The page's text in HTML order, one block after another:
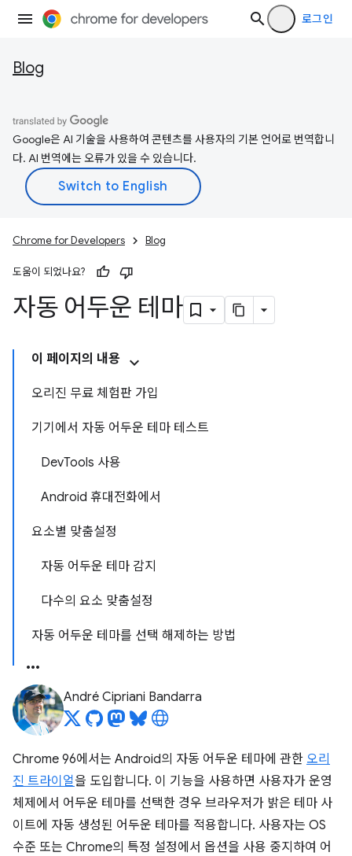
로그인
Blog
Google은 AI 기술을 사용하여 콘텐츠를 사용자의 기본 언어로 번역합니
다. AI 번역에는 오류가 있을 수 있습니다.
Chrome for Developers Blog
도움이 되었나요?
자동 어두운 테마
이 페이지의 내용
오리진 무료 체험판 가입
기기에서 자동 어두운 테마 테스트
DevTools 사용
Android 휴대전화에서
요소별 맞춤설정
자동 어두운 테마 감지
다수의 요소 맞춤설정
자동 어두운 테마를 선택 해제하는 방법
André Cipriani Bandarra
Chrome 96에서는 Android의 자동 어두운 테마에 관한 오리
진 트라이얼을 도입합니다. 이 기능을 사용하면 사용자가 운영
체제에서 어두운 테마를 선택한 경우 브라우저가 밝은 테마 사
이트에 자동 생성된 어두운 테마를 적용합니다. 사용자는 OS
수준 또는 Chrome의 특정 설정에서 옵션을 사용 중지하여 어